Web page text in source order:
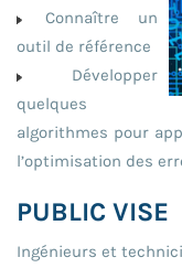
Connaître un
outil de référence
Développer
quelques
algorithmes pour
l’optimisation des
PUBLIC VISE
Ingénieurs et